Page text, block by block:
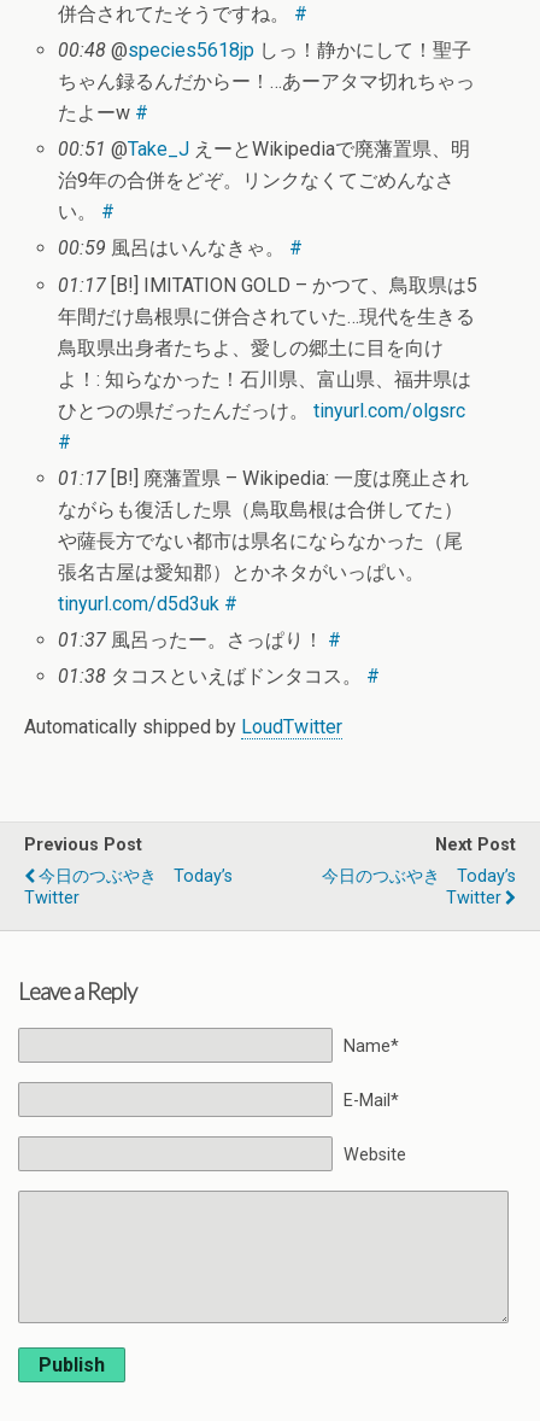
併合されてたそうですね。 #
00:48 @species5618jp しっ！静かにして！聖子
ちゃん録るんだからー！…あーアタマ切れちゃっ
たよーw #
00:51 @Take_J えーとWikipediaで廃藩置県、明
治9年の合併をどぞ。リンクなくてごめんなさ
い。 #
00:59 風呂はいんなきゃ。 #
01:17 [B!] IMITATION GOLD – かつて、鳥取県は5
年間だけ島根県に併合されていた…現代を生きる
鳥取県出身者たちよ、愛しの郷土に目を向け
よ！: 知らなかった！石川県、富山県、福井県は
ひとつの県だったんだっけ。tinyurl.com/olgsrc
#
01:17 [B!] 廃藩置県 – Wikipedia: 一度は廃止され
ながらも復活した県（鳥取島根は合併してた）
や薩長方でない都市は県名にならなかった（尾
張名古屋は愛知郡）とかネタがいっぱい。
tinyurl.com/d5d3uk #
01:37 風呂ったー。さっぱり！ #
01:38 タコスといえばドンタコス。 #
Automatically shipped by LoudTwitter
Previous Post
今日のつぶやき Today’s
Twitter
Next Post
今日のつぶやき Today’s
Twitter
Leave a Reply
Name*
E-Mail*
Website
Publish